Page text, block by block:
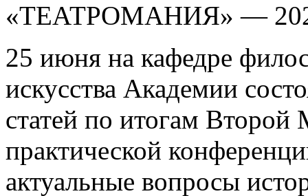
«ТЕАТРОМАНИЯ» —
25 июня на кафедре
искусства Академии
статей по итогам
практической
актуальные вопросы